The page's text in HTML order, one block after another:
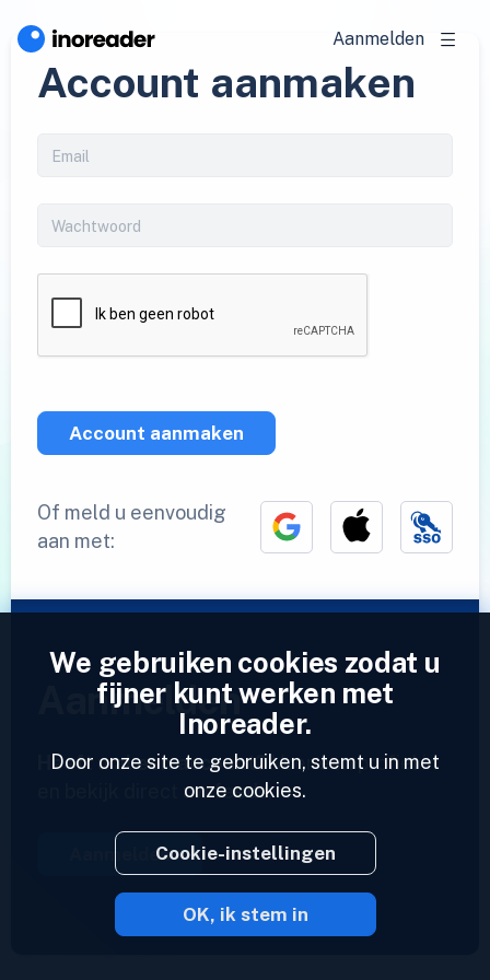
Aanmelden
Account aanmaken
Account aanmaken
Of meld u eenvoudig
aan met:
Aanmelden
Heeft u al een account?Voer een profiel in
en bekijk direct uw feeds.
Aanmelden
2023 © Inoreader
We gebruiken cookies zodat u
fijner kunt werken met
Inoreader.
Door onze site te gebruiken, stemt u in met
onze cookies.
Cookie-instellingen
OK, ik stem in